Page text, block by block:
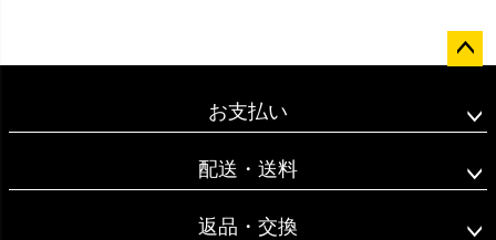
ップ
お支払い
配送・送料
返品・交換